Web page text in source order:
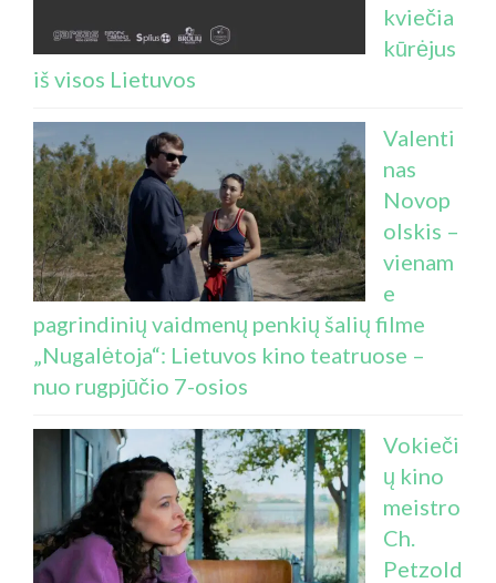
kviečia
kūrėjus
iš visos Lietuvos
Valenti
nas
Novop
olskis –
vienam
e
pagrindinių vaidmenų penkių šalių filme
„Nugalėtoja“: Lietuvos kino teatruose –
nuo rugpjūčio 7-osios
Vokieči
ų kino
meistro
Ch.
Petzold